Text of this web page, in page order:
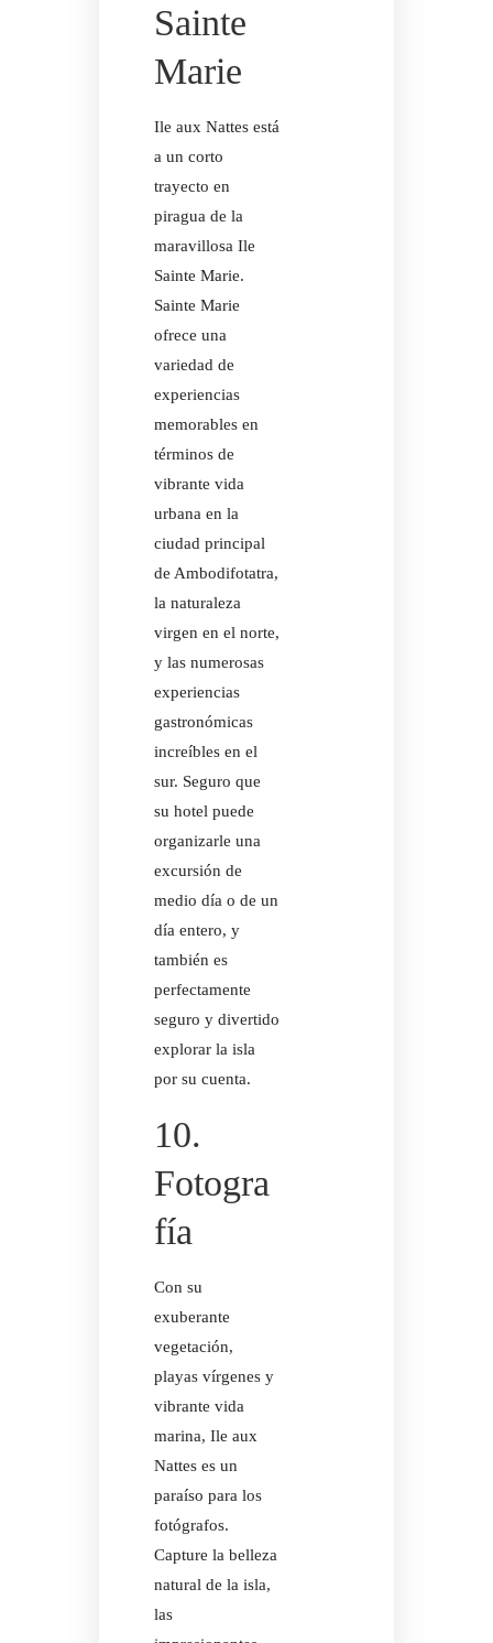
Sainte
Marie
Ile aux Nattes está
a un corto
trayecto en
piragua de la
maravillosa Ile
Sainte Marie.
Sainte Marie
ofrece una
variedad de
experiencias
memorables en
términos de
vibrante vida
urbana en la
ciudad principal
de Ambodifotatra,
la naturaleza
virgen en el norte,
y las numerosas
experiencias
gastronómicas
increíbles en el
sur. Seguro que
su hotel puede
organizarle una
excursión de
medio día o de un
día entero, y
también es
perfectamente
seguro y divertido
explorar la isla
por su cuenta.
10.
Fotogra
fía
Con su
exuberante
vegetación,
playas vírgenes y
vibrante vida
marina, Ile aux
Nattes es un
paraíso para los
fotógrafos.
Capture la belleza
natural de la isla,
las